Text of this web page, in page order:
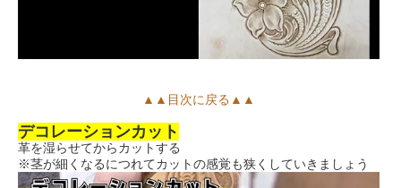
▲▲目次に戻る▲▲
デコレーションカット
革を湿らせてからカットする
※茎が細くなるにつれてカットの感覚も狭くしていきましょう